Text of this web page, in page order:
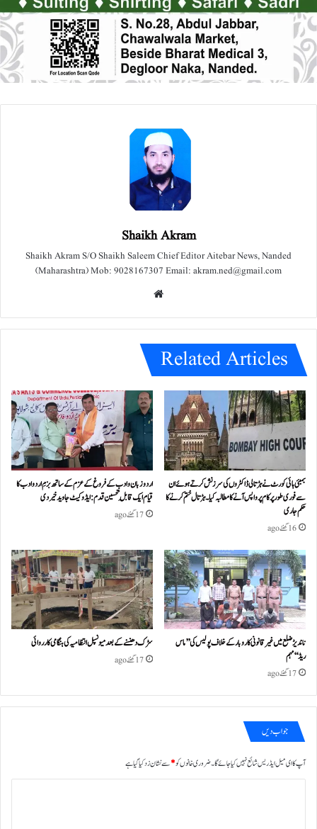
Shaikh Akram
Shaikh Akram S/O Shaikh Saleem Chief Editor Aitebar News, Nanded
(Maharashtra) Mob: 9028167307 Email: akram.ned@gmail.com
e
Related Articles
بمبئی ہائی کورٹ نے ہڑتالی ڈاکٹروں کی سرزنش کرتے ہوئے ان
سے فوری طور پر کام پر واپس آنے کا مطالبہ کیا۔ہڑتال ختم کرنے کا
حکم جاری
16 گھنٹے ago
اردو زبان و ادب کے فروغ کے عزم کے ساتھ بزمِ اردو ادب کا
قیام ایک قابلِ تحسین قدم : ایڈوکیٹ جاوید خیردی
17 گھنٹے ago
ناندیڑ ضلع میں غیر قانونی کاروبار کے خلاف پولیس کی ’’ماس
ریڈ‘‘ مہم
17 گھنٹے ago
سڑک دھنسنے کے بعد میونسپل انتظامیہ کی ہنگامی کارروائی
17 گھنٹے ago
جواب دیں
آپ کا ای میل ایڈریس شائع نہیں کیا جائے گا۔ضروری خانوں کو*سے نشان زد کیا گیا ہے